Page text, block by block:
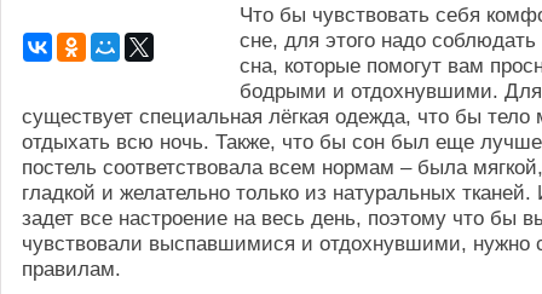
Что бы чувствовать себя
сне, для этого надо
сна, которые помогут вам
бодрыми и отдохнувшими.
существует специальная лёгкая одежда, что бы
отдыхать всю ночь. Также, что бы сон был еще
постель соответствовала всем нормам – была
гладкой и желательно только из натуральных
задет все настроение на весь день, поэтому что бы
чувствовали выспавшимися и отдохнувшими, нужно
правилам.